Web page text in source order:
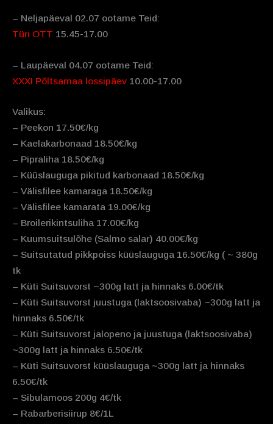
– Neljapäeval 02.07 ootame Teid:
Türi OTT 15.45-17.00
– Laupäeval 04.07 ootame Teid:
XXXI Põltsamaa lossipäev 10.00-17.00
Valikus:
– Peekon 17.50€/kg
– Kaelakarbonaad 18.50€/kg
– Pipraliha 18.50€/kg
– Küüslauguga pikitud karbonaad 18.50€/kg
– Välisfilee kamaraga 18.50€/kg
– Välisfilee kamarata 19.00€/kg
– Broilerikintsuliha 17.00€/kg
– Kuumsuitsulõhe (Salmo salar) 40.00€/kg
– Suitsutatud pikkpoiss küüslauguga 16.50€/kg ( ~ 380g
tk
– Küti Suitsuvorst ~300g latt ja hinnaks 6.00€/tk
– Küti Suitsuvorst juustuga (laktsoosivaba) ~300g latt ja
hinnaks 6.50€/tk
– Küti Suitsuvorst jalopeno ja juustuga (laktsoosivaba)
~300g latt ja hinnaks 6.50€/tk
– Küti Suitsuvorst küüslauguga ~300g latt ja hinnaks
6.50€/tk
– Sibulamoos 200g 4€/tk
– Rabarberisiirup 8€/1L